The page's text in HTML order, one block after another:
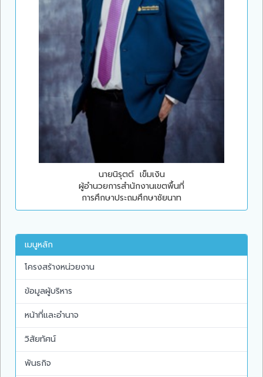
นายนิรุตต์ เข็มเงิน
ผู้อำนวยการสำนักงานเขตพื้นที่
การศึกษาประถมศึกษาชัยนาท
เมนูหลัก
โครงสร้างหน่วยงาน
ข้อมูลผู้บริหาร
หน้าที่และอำนาจ
วิสัยทัศน์
พันธกิจ